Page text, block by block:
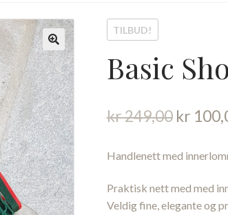
TILBUD!
Basic
kr249,00
var:
kr
Handlenett med
Praktisk nett med med
Veldig fine, elegante og